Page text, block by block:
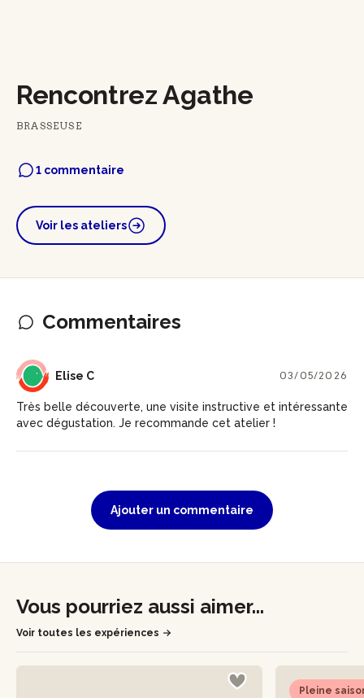
Rencontrez Agathe
BRASSEUSE
1 commentaire
Voir les ateliers
Commentaires
EC Elise C 03/05/2026
Très belle découverte, une visite instructive et intéressante
avec dégustation. Je recommande cet atelier !
Ajouter un commentaire
Vous pourriez aussi aimer...
Voir toutes les expériences
Pleine